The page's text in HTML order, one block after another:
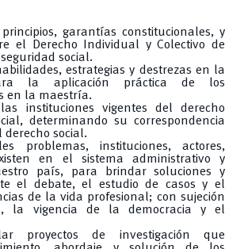
garantías constitucionales, y
el Derecho Individual y Colectivo de
social.
estrategias y destrezas en la
la aplicación práctica de los
en la maestría.
instituciones vigentes del derecho
determinando su correspondencia
derecho social.
problemas, instituciones, actores,
en el sistema administrativo y
país, para brindar soluciones y
el debate, el estudio de casos y el
de la vida profesional; con sujeción
la vigencia de la democracia y el
proyectos de investigación que